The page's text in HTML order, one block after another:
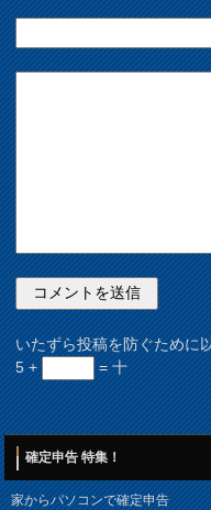
いたずら投稿を防ぐために
5 +
= 十
確定申告 特集！
家からパソコンで確定申告